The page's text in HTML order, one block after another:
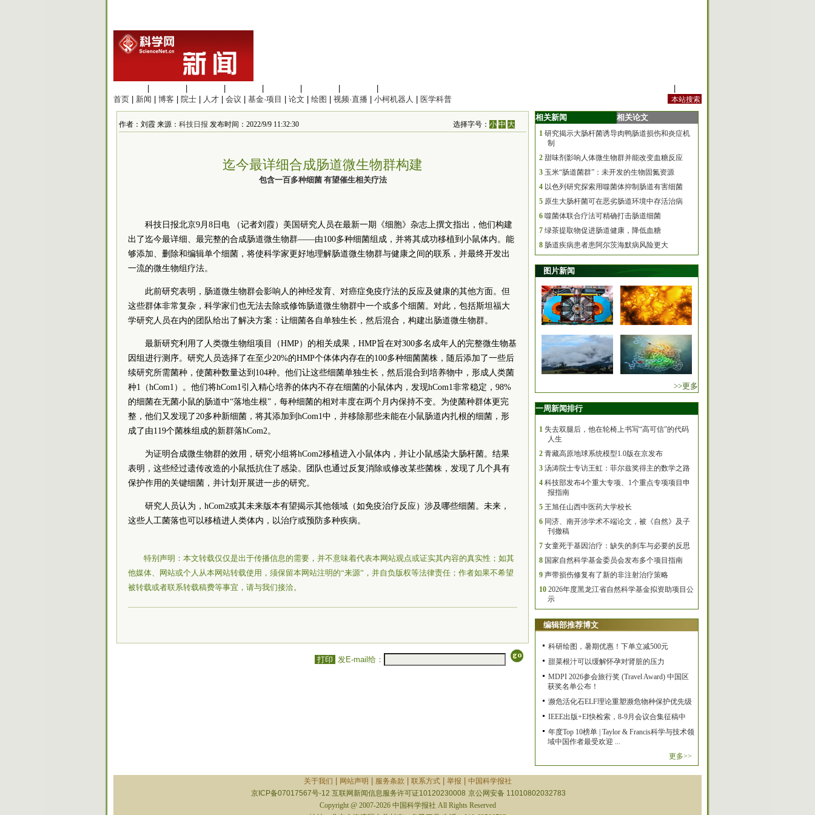
首页
新闻 博客 院士 人才 会议 基金·项目 论文 绘图 视频·直播 小柯机器人 医学科普
作者：刘霞 来源： 科技日报 发布时间：2022/9/9 11:32:30 选择字号：小 中 大
迄今最详细合成肠道微生物群构建
包含一百多种细菌 有望催生相关疗法
科技日报北京9月8日电 （记者刘霞）美国研究人员在最新一期《细胞》杂志上撰文指出，他们构建
出了迄今最详细、最完整的合成肠道微生物群——由100多种细菌组成，并将其成功移植到小鼠体内。能
够添加、删除和编辑单个细菌，将使科学家更好地理解肠道微生物群与健康之间的联系，并最终开发出
一流的微生物组疗法。
此前研究表明，肠道微生物群会影响人的神经发育、对癌症免疫疗法的反应及健康的其他方面。但
这些群体非常复杂，科学家们也无法去除或修饰肠道微生物群中一个或多个细菌。对此，包括斯坦福大
学研究人员在内的团队给出了解决方案：让细菌各自单独生长，然后混合，构建出肠道微生物群。
最新研究利用了人类微生物组项目（HMP）的相关成果，HMP旨在对300多名成年人的完整微生物基
因组进行测序。研究人员选择了在至少20%的HMP个体体内存在的100多种细菌菌株，随后添加了一些后
续研究所需菌种，使菌种数量达到104种。他们让这些细菌单独生长，然后混合到培养物中，形成人类菌
种1（hCom1）。他们将hCom1引入精心培养的体内不存在细菌的小鼠体内，发现hCom1非常稳定，98%
的细菌在无菌小鼠的肠道中“落地生根”，每种细菌的相对丰度在两个月内保持不变。为使菌种群体更完
整，他们又发现了20多种新细菌，将其添加到hCom1中，并移除那些未能在小鼠肠道内扎根的细菌，形
成了由119个菌株组成的新群落hCom2。
为证明合成微生物群的效用，研究小组将hCom2移植进入小鼠体内，并让小鼠感染大肠杆菌。结果
表明，这些经过遗传改造的小鼠抵抗住了感染。团队也通过反复消除或修改某些菌株，发现了几个具有
保护作用的关键细菌，并计划开展进一步的研究。
研究人员认为，hCom2或其未来版本有望揭示其他领域（如免疫治疗反应）涉及哪些细菌。未来，
这些人工菌落也可以移植进人类体内，以治疗或预防多种疾病。
特别声明：本文转载仅仅是出于传播信息的需要，并不意味着代表本网站观点或证实其内容的真实性；如其
他媒体、网站或个人从本网站转载使用，须保留本网站注明的“来源”，并自负版权等法律责任；作者如果不希望
被转载或者联系转载稿费等事宜，请与我们接洽。
打印 发E-mail给：
相关新闻 相关论文
1 研究揭示大肠杆菌诱导肉鸭肠道损伤和炎症机
制
2 甜味剂影响人体微生物群并能改变血糖反应
3 玉米“肠道菌群”：未开发的生物固氮资源
4 以色列研究探索用噬菌体抑制肠道有害细菌
5 原生大肠杆菌可在恶劣肠道环境中存活治病
6 噬菌体联合疗法可精确打击肠道细菌
7 绿茶提取物促进肠道健康，降低血糖
8 肠道疾病患者患阿尔茨海默病风险更大
图片新闻
>>更多
一周新闻排行
1 失去双腿后，他在轮椅上书写“高可信”的代码
人生
2 青藏高原地球系统模型1.0版在京发布
3 汤涛院士专访王虹：菲尔兹奖得主的数学之路
4 科技部发布4个重大专项、1个重点专项项目申
报指南
5 王旭任山西中医药大学校长
6 同济、南开涉学术不端论文，被《自然》及子
刊撤稿
7 女童死于基因治疗：缺失的刹车与必要的反思
8 国家自然科学基金委员会发布多个项目指南
9 声带损伤修复有了新的非注射治疗策略
10 2026年度黑龙江省自然科学基金拟资助项目公
示
编辑部推荐博文
科研绘图，暑期优惠！下单立减500元
甜菜根汁可以缓解怀孕对肾脏的压力
MDPI 2026参会旅行奖 (Travel Award) 中国区
获奖名单公布！
濒危活化石ELF理论重塑濒危物种保护优先级
IEEE出版+EI快检索，8-9月会议合集征稿中
年度Top 10榜单 | Taylor & Francis科学与技术领
域中国作者最受欢迎 ...
更多>>
关于我们 网站声明 服务条款 联系方式| 举报
中国科学报社
京ICP备07017567号-12 互联网新闻信息服务许可证10120230008 京公网安备 11010802032783
Copyright @ 2007-2026 中国科学报社 All Rights Reserved